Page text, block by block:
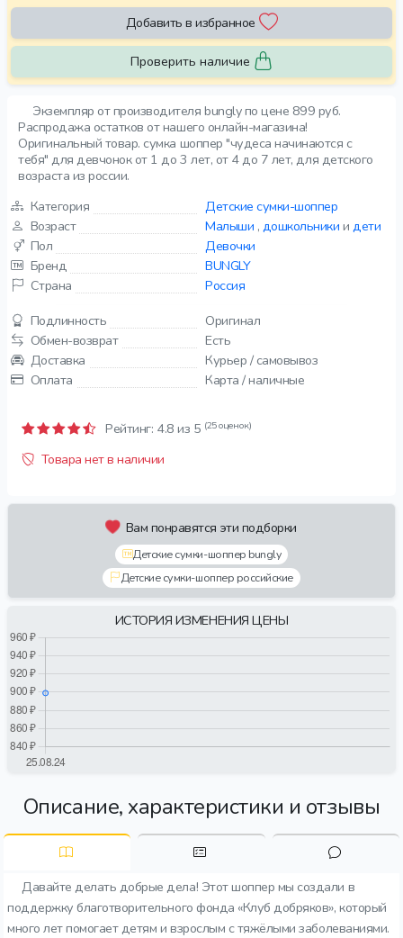
Экземпляр от производителя bungly по цене 899 руб.
Распродажа остатков от нашего онлайн-магазина!
Оригинальный товар. сумка шоппер "чудеса начинаются с
тебя" для девчонок от 1 до 3 лет, от 4 до 7 лет, для детского
возраста из россии.
Категория
Детские сумки-шоппер
Возраст
Малыши , дошкольники и дети
Пол
Девочки
Бренд
BUNGLY
Страна
Россия
Подлинность
Оригинал
Обмен-возврат
Есть
Доставка
Курьер / самовывоз
Оплата
Карта / наличные
Рейтинг: 4.8 из 5 (25 оценок)
Товара нет в наличии
Вам понравятся эти подборки
Детские сумки-шоппер bungly
Детские сумки-шоппер российские
ИСТОРИЯ ИЗМЕНЕНИЯ ЦЕНЫ
Добавить в избранное
Проверить наличие
Описание, характеристики и отзывы
Давайте делать добрые дела! Этот шоппер мы создали в
поддержку благотворительного фонда «Клуб добряков», который
много лет помогает детям и взрослым с тяжёлыми заболеваниями.